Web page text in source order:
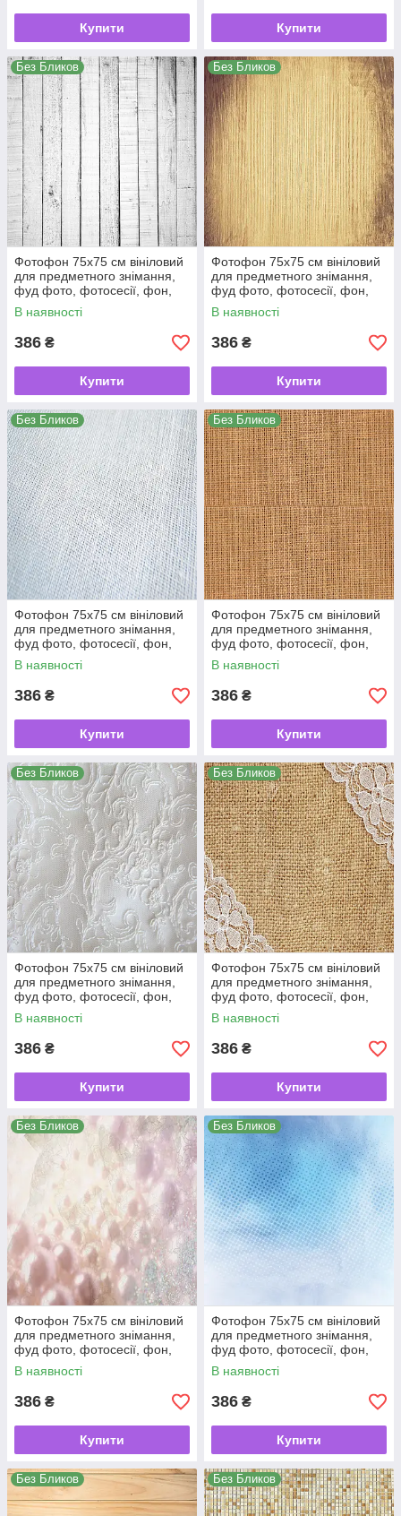
Купити Купити
Без Бликов
Фотофон 75х75 см вініловий
для предметного знімання,
фуд фото, фотосесії, фон,
кондитерський, для торта
В наявності
386 ₴
Купити
Без Бликов
Фотофон 75х75 см вініловий
для предметного знімання,
фуд фото, фотосесії, фон,
кондитерський, для торта
В наявності
386 ₴
Купити
Без Бликов
Фотофон 75х75 см вініловий
для предметного знімання,
фуд фото, фотосесії, фон,
кондитерський, для торта
В наявності
386 ₴
Купити
Без Бликов
Фотофон 75х75 см вініловий
для предметного знімання,
фуд фото, фотосесії, фон,
кондитерський, для торта
В наявності
386 ₴
Купити
Без Бликов
Фотофон 75х75 см вініловий
для предметного знімання,
фуд фото, фотосесії, фон,
кондитерський, для торта
В наявності
386 ₴
Купити
Без Бликов
Фотофон 75х75 см вініловий
для предметного знімання,
фуд фото, фотосесії, фон,
кондитерський, для торта
В наявності
386 ₴
Купити
Без Бликов
Фотофон 75х75 см вініловий
для предметного знімання,
фуд фото, фотосесії, фон,
кондитерський, для торта
В наявності
386 ₴
Купити
Без Бликов
Фотофон 75х75 см вініловий
для предметного знімання,
фуд фото, фотосесії, фон,
кондитерський, для торта
В наявності
386 ₴
Купити
Без Бликов Без Бликов